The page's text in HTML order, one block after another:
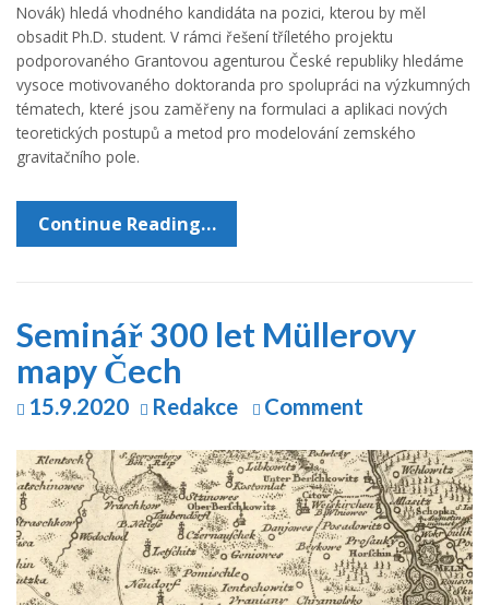
Novák) hledá vhodného kandidáta na pozici, kterou by měl
obsadit Ph.D. student. V rámci řešení tříletého projektu
podporovaného Grantovou agenturou České republiky hledáme
vysoce motivovaného doktoranda pro spolupráci na výzkumných
tématech, které jsou zaměřeny na formulaci a aplikaci nových
teoretických postupů a metod pro modelování zemského
gravitačního pole.
Continue Reading…
Seminář 300 let Müllerovy
mapy Čech
15.9.2020 Redakce Comment